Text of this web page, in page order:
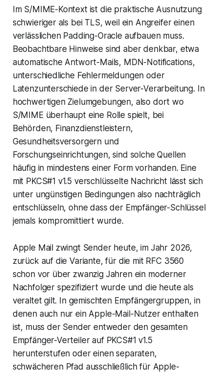
Im S/MIME-Kontext ist die praktische Ausnutzung
schwieriger als bei TLS, weil ein Angreifer einen
verlässlichen Padding-Oracle aufbauen muss.
Beobachtbare Hinweise sind aber denkbar, etwa
automatische Antwort-Mails, MDN-Notifications,
unterschiedliche Fehlermeldungen oder
Latenzunterschiede in der Server-Verarbeitung. In
hochwertigen Zielumgebungen, also dort wo
S/MIME überhaupt eine Rolle spielt, bei
Behörden, Finanzdienstleistern,
Gesundheitsversorgern und
Forschungseinrichtungen, sind solche Quellen
häufig in mindestens einer Form vorhanden. Eine
mit PKCS#1 v1.5 verschlüsselte Nachricht lässt sich
unter ungünstigen Bedingungen also nachträglich
entschlüsseln, ohne dass der Empfänger-Schlüssel
jemals kompromittiert wurde.
Apple Mail zwingt Sender heute, im Jahr 2026,
zurück auf die Variante, für die mit RFC 3560
schon vor über zwanzig Jahren ein moderner
Nachfolger spezifiziert wurde und die heute als
veraltet gilt. In gemischten Empfängergruppen, in
denen auch nur ein Apple-Mail-Nutzer enthalten
ist, muss der Sender entweder den gesamten
Empfänger-Verteiler auf PKCS#1 v1.5
herunterstufen oder einen separaten,
schwächeren Pfad ausschließlich für Apple-